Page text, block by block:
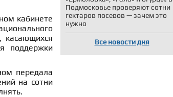
Подмосковье проверяют сотни
гектаров посевов — зачем это
нужно
Все новости дня
кабинете
касающихся
поддержки
передала
на сотни